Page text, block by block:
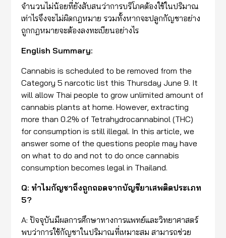
จำนวนไม่น้อยที่ยังสับสนว่าการบริโภคต้องใช้ในปริมาณ
เท่าไรจึงจะไม่ผิดกฎหมาย รวมทั้งหากจะปลูกกัญชาอย่าง
ถูกกฎหมายจะต้องลงทะเบียนอย่างไร
English Summary:
Cannabis is scheduled to be removed from the
Category 5 narcotic list this Thursday June 9. It
will allow Thai people to grow unlimited amount of
cannabis plants at home. However, extracting
more than 0.2% of Tetrahydrocannabinol (THC)
for consumption is still illegal. In this article, we
answer some of the questions people may have
on what to do and not to do once cannabis
consumption becomes legal in Thailand.
Q: ทำไมกัญชาถึงถูกถอดจากบัญชียาเสพติดประเภท
5?
A: ปัจจุบันมีผลการศึกษาทางการแพทย์และวิทยาศาสตร์
พบว่าการใช้กัญชาในปริมาณที่เหมาะสม สามารถช่วย